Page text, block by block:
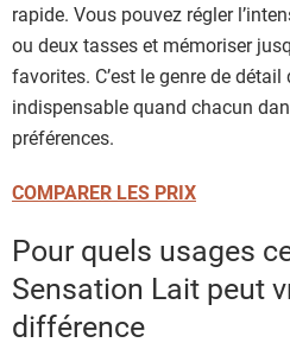
rapide. Vous pouvez régler
ou deux tasses et mémoriser
favorites. C’est le genre de
indispensable quand chacun
préférences.
COMPARER LES PRIX
Pour quels usages
Sensation Lait peut
différence